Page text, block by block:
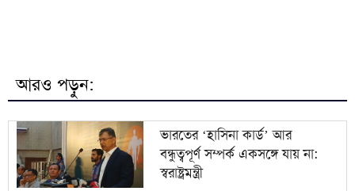
বক্স উদ্ধার
৯ গাঁজাসহ যুবক গ্রেপ্তার
১০ পাকিস্তানি নারী গোয়েন্দার ফাঁদে পা, ভারতের পাইলট
গ্রেপ্তার
আরও পড়ুন:
ভারতের ‘হাসিনা কার্ড’ আর
বন্ধুত্বপূর্ণ সম্পর্ক একসঙ্গে যায় না:
স্বরাষ্ট্রমন্ত্রী